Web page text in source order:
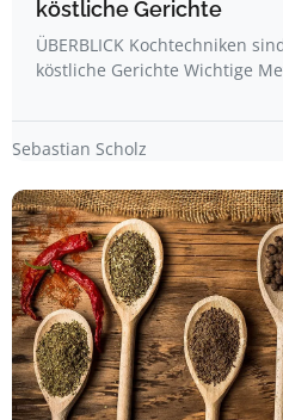
köstliche Gerichte
ÜBERBLICK Kochtechniken
köstliche Gerichte Wichtige
Sebastian Scholz